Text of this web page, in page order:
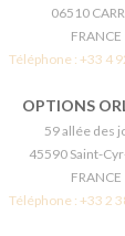
06510
FRANCE
Téléphone : +33 4
OPTIONS
59 allée des
45590 Saint-
FRANCE
Téléphone : +33 2